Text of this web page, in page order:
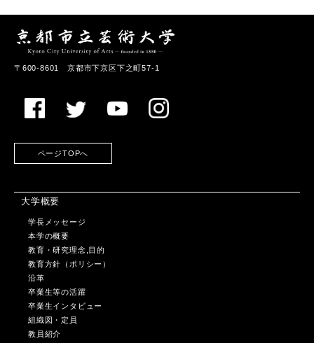
〒600-8601 京都市下京区下之町57-1
ページTOPへ
大学概要
学長メッセージ
本学の概要
教育・研究理念,目的
教育方針（ポリシー）
沿革
卒業生等の活躍
卒業生インタビュー
組織図・定員
教員紹介